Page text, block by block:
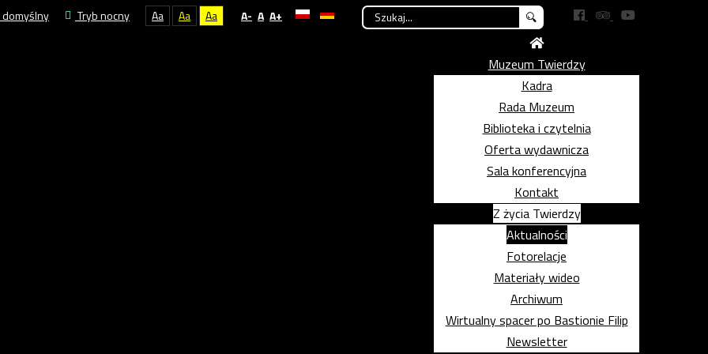
Szukaj...
Tryb nocny Aa Aa Aa A- A A+
Muzeum Twierdzy
Kadra
Rada Muzeum
Biblioteka i czytelnia
Oferta wydawnicza
Sala konferencyjna
Kontakt
Z życia Twierdzy
Aktualności
Fotorelacje
Materiały wideo
Archiwum
Wirtualny spacer po Bastionie Filip
Newsletter